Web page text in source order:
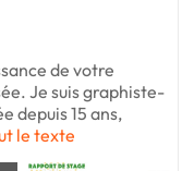
de votre
Je suis graphiste-
depuis 15 ans,
le texte